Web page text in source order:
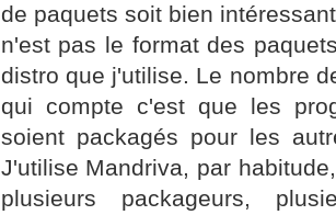
de paquets soit bien
n'est pas le format des
distro que j'utilise. Le nombre
qui compte c'est que les
soient packagés pour les
J'utilise Mandriva, par
plusieurs packageurs,